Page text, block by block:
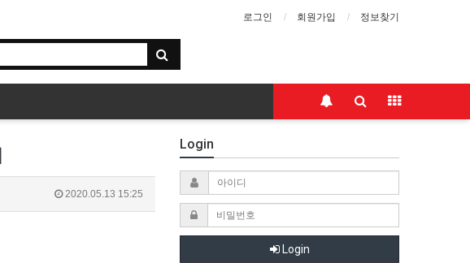
로그인 회원가입 정보찾기
2020.05.13 15:25
Login
Login